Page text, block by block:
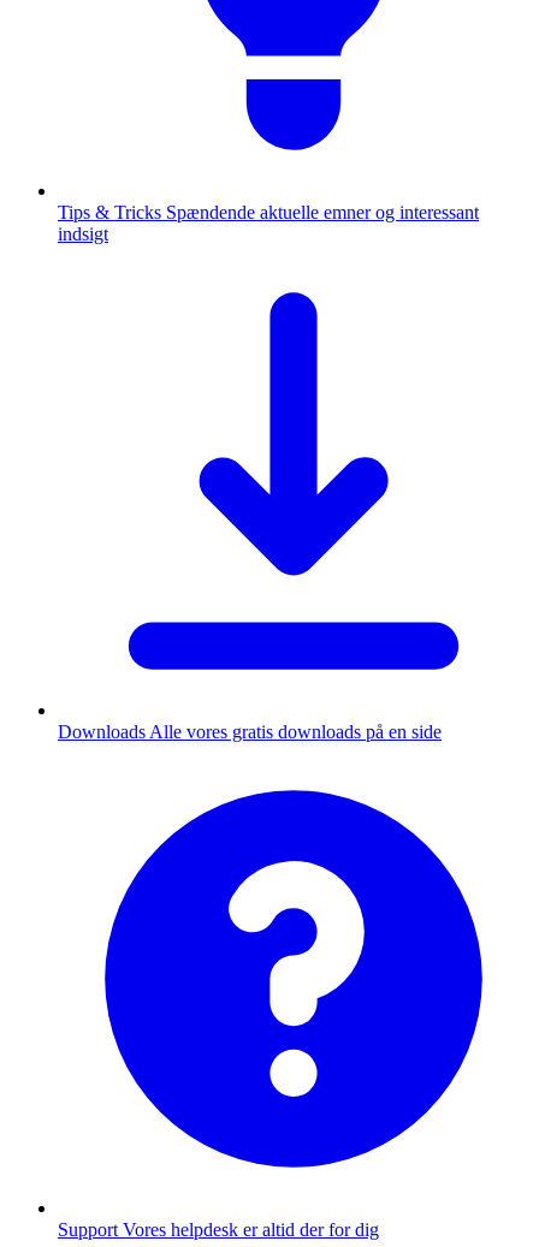
Tips & Tricks Spændende aktuelle emner og interessant
indsigt
Downloads Alle vores gratis downloads på en side
Support Vores helpdesk er altid der for dig